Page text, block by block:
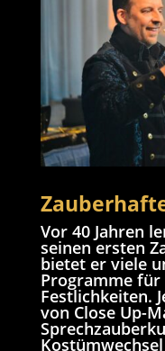
Vor 40 Jahren
seinen ersten
bietet er viele
Programme für
Festlichkeiten.
von Close Up-